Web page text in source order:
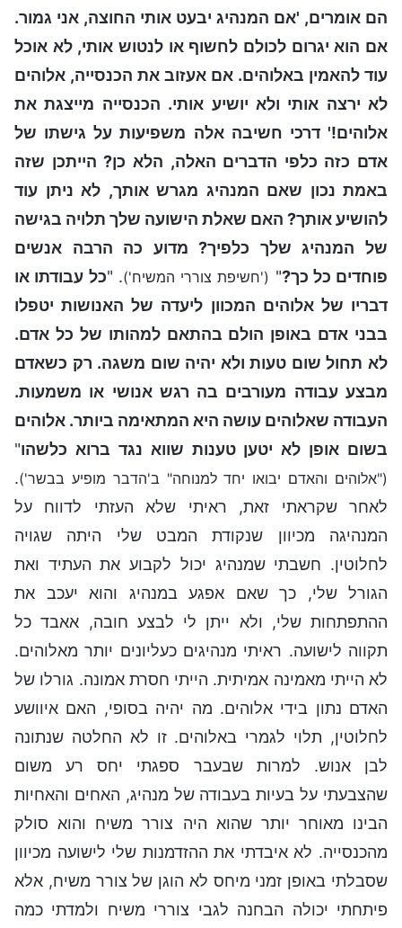
הם אומרים, 'אם המנהיג יבעט אותי החוצה, אני גמור.
אם הוא יגרום לכולם לחשוף או לנטוש אותי, לא אוכל
עוד להאמין באלוהים. אם אעזוב את הכנסייה, אלוהים
לא ירצה אותי ולא יושיע אותי. הכנסייה מייצגת את
אלוהים!' דרכי חשיבה אלה משפיעות על גישתו של
אדם כזה כלפי הדברים האלה, הלא כן? הייתכן שזה
באמת נכון שאם המנהיג מגרש אותך, לא ניתן עוד
להושיע אותך? האם שאלת הישועה שלך תלויה בגישה
של המנהיג שלך כלפיך? מדוע כה הרבה אנשים
פוחדים כל כך?" ('חשיפת צוררי המשיח'). "כל עבודתו או
דבריו של אלוהים המכוון ליעדה של האנושות יטפלו
בבני אדם באופן הולם בהתאם למהותו של כל אדם.
לא תחול שום טעות ולא יהיה שום משגה. רק כשאדם
מבצע עבודה מעורבים בה רגש אנושי או משמעות.
העבודה שאלוהים עושה היא המתאימה ביותר. אלוהים
בשום אופן לא יטען טענות שווא נגד ברוא כלשהו"
("אלוהים והאדם יבואו יחד למנוחה" ב'הדבר מופיע בבשר').
לאחר שקראתי זאת, ראיתי שלא העזתי לדווח על
המנהיגה מכיוון שנקודת המבט שלי היתה שגויה
לחלוטין. חשבתי שמנהיג יכול לקבוע את העתיד ואת
הגורל שלי, כך שאם אפגע במנהיג והוא יעכב את
ההתפתחות שלי, ולא ייתן לי לבצע חובה, אאבד כל
תקווה לישועה. ראיתי מנהיגים כעליונים יותר מאלוהים.
לא הייתי מאמינה אמיתית. הייתי חסרת אמונה. גורלו של
האדם נתון בידי אלוהים. מה יהיה בסופי, האם איוושע
לחלוטין, תלוי לגמרי באלוהים. זו לא החלטה שנתונה
לבן אנוש. למרות שבעבר ספגתי יחס רע משום
שהצבעתי על בעיות בעבודה של מנהיג, האחים והאחיות
הבינו מאוחר יותר שהוא היה צורר משיח והוא סולק
מהכנסייה. לא איבדתי את ההזדמנות שלי לישועה מכיוון
שסבלתי באופן זמני מיחס לא הוגן של צורר משיח, אלא
פיתחתי יכולה הבחנה לגבי צוררי משיח ולמדתי כמה